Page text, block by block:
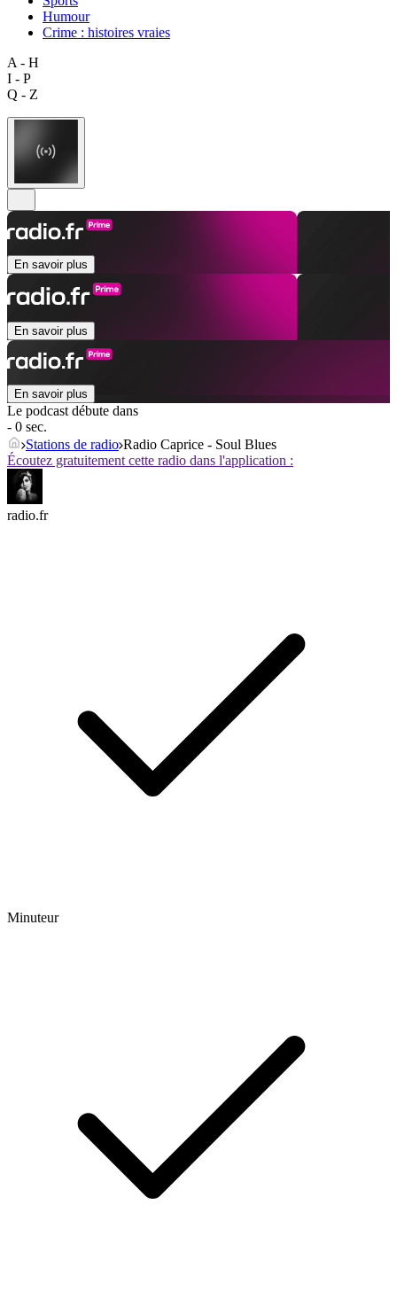
Humour
Crime : histoires vraies
A - H
I - P
Q - Z
En savoir plus
En savoir plus
En savoir plus
Le podcast débute dans
- 0 sec.
Stations de radio Radio Caprice - Soul Blues
Écoutez gratuitement cette radio dans l'application :
radio.fr
Minuteur